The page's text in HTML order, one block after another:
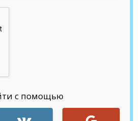
с помощью